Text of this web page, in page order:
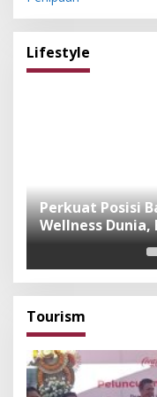
Lifestyle
Perkuat Posisi
Wellness Dunia,
Exhibitor
Tourism